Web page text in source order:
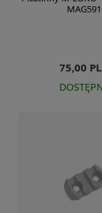
MAG591
75,00